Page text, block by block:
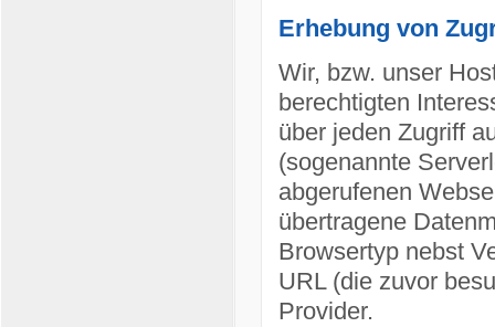
Erhebung von
Wir, bzw. unser
berechtigten
über jeden Zugriff
(sogenannte
abgerufenen
übertragene
Browsertyp nebst
URL (die zuvor
Provider.